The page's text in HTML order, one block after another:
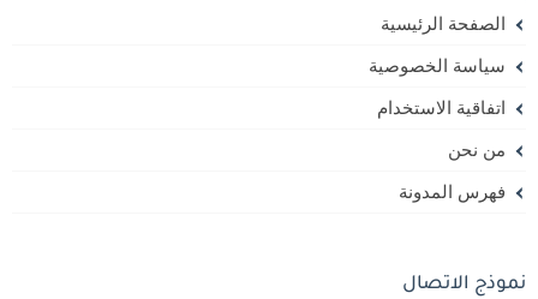
الصفحة الرئيسية
سياسة الخصوصية
اتفاقية الاستخدام
من نحن
فهرس المدونة
نموذج الاتصال